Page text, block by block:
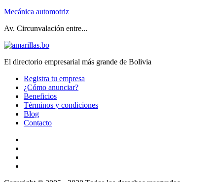
Mecánica automotriz
Av. Circunvalación entre...
El directorio empresarial más grande de Bolivia
Registra tu empresa
¿Cómo anunciar?
Beneficios
Términos y condiciones
Blog
Contacto